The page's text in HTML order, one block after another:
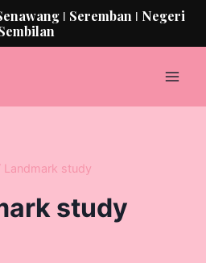
ǀ Seremban ǀ Negeri
Landmark study
study